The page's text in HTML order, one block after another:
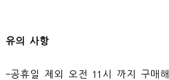
유의 사항
-공휴일 제외 오전 11시 까지 구매